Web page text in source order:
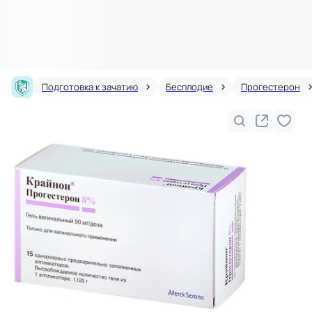
Подготовка к зачатию Бесплодие Прогестерон